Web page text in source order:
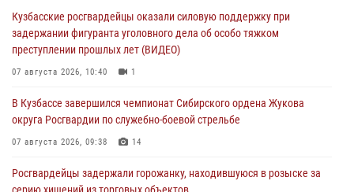
Кузбасские росгвардейцы оказали силовую поддержку при
задержании фигуранта уголовного дела об особо тяжком
преступлении прошлых лет (ВИДЕО)
07 августа 2026, 10:40 1
В Кузбассе завершился чемпионат Сибирского ордена Жукова
округа Росгвардии по служебно-боевой стрельбе
07 августа 2026, 09:38 14
Росгвардейцы задержали горожанку, находившуюся в розыске за